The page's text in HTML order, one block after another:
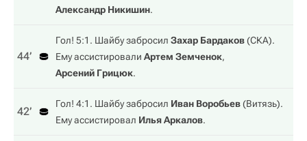
Александр Никишин.
44‎’‎
Гол! 5:1. Шайбу забросил Захар Бардаков(СКА).
Ему ассистировали Артем Земченок,
Арсений Грицюк.
42‎’‎
Гол! 4:1. Шайбу забросил Иван Воробьев(Витязь).
Ему ассистировал Илья Аркалов.